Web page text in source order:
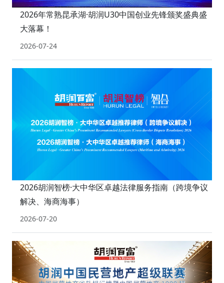
2026年常熟昆承湖·胡润U30中国创业先锋颁奖盛典盛
大落幕！
2026-07-24
2026胡润智榜·大中华区卓越法律服务指南（跨境争议
解决、海商海事）
2026-07-20